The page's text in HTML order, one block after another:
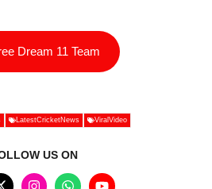
Dream 11 Team
LatestCricketNews ViralVideo
US ON